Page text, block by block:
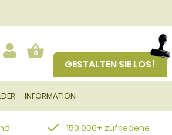
0
GESTALTEN SIE LOS!
INFORMATION
150.000+ zufriedene